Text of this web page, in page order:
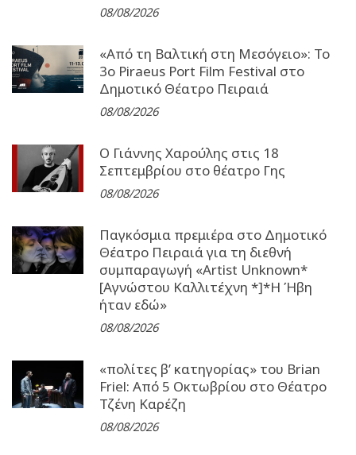
08/08/2026
«Από τη Βαλτική στη Μεσόγειο»: Το
3o Piraeus Port Film Festival στο
Δημοτικό Θέατρο Πειραιά
08/08/2026
Ο Γιάννης Χαρούλης στις 18
Σεπτεμβρίου στο θέατρο Γης
08/08/2026
Παγκόσμια πρεμιέρα στο Δημοτικό
Θέατρο Πειραιά για τη διεθνή
συμπαραγωγή «Artist Unknown*
[Αγνώστου Καλλιτέχνη *]*Η Ήβη
ήταν εδώ»
08/08/2026
«πολίτες β’ κατηγορίας» του Brian
Friel: Από 5 Οκτωβρίου στο Θέατρο
Τζένη Καρέζη
08/08/2026